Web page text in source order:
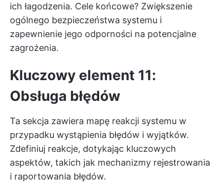
ich łagodzenia. Cele końcowe? Zwiększenie
ogólnego bezpieczeństwa systemu i
zapewnienie jego odporności na potencjalne
zagrożenia.
Kluczowy element 11:
Obsługa błędów
Ta sekcja zawiera mapę reakcji systemu w
przypadku wystąpienia błędów i wyjątków.
Zdefiniuj reakcje, dotykając kluczowych
aspektów, takich jak mechanizmy rejestrowania
i raportowania błędów.